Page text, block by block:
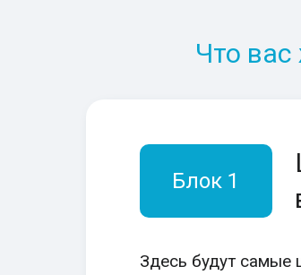
Что
Блок 1
Здесь будут самые